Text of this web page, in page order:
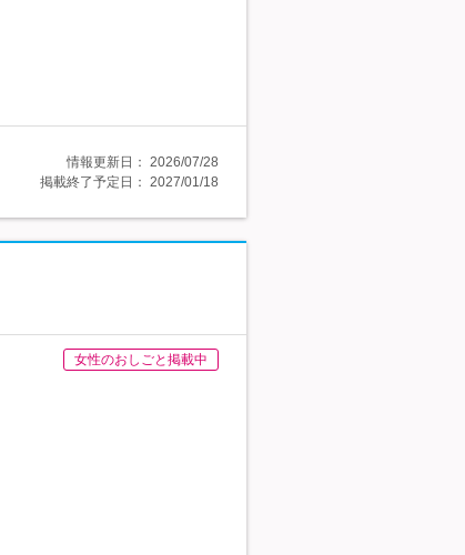
情報更新日： 2026/07/28
掲載終了予定日： 2027/01/18
女性のおしごと掲載中